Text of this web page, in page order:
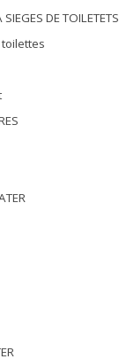
DE TOILETETS